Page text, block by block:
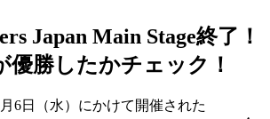
Japan Main Stage終了！
優勝したかチェック！
6日（水）にかけて開催された